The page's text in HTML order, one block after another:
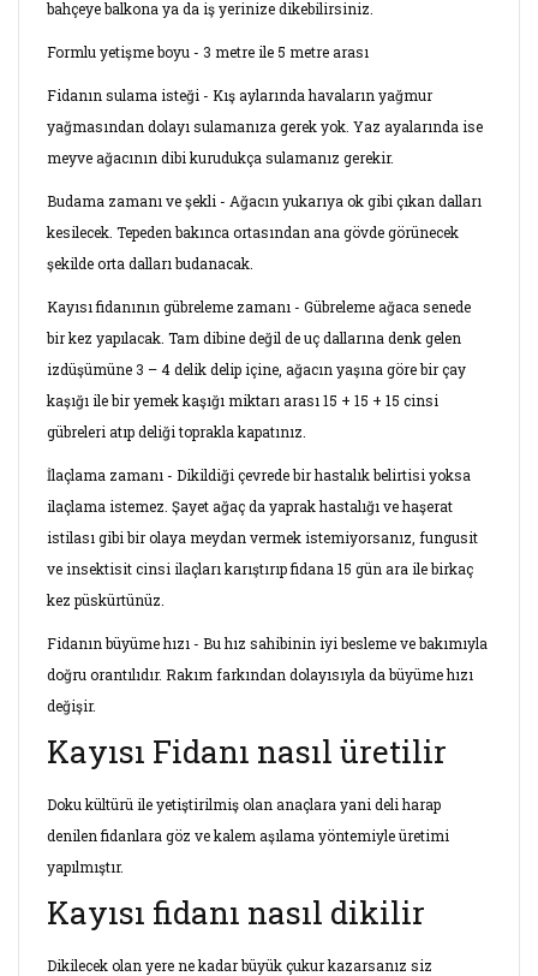
bahçeye balkona ya da iş yerinize dikebilirsiniz.
Formlu yetişme boyu - 3 metre ile 5 metre arası
Fidanın sulama isteği - Kış aylarında havaların yağmur
yağmasından dolayı sulamanıza gerek yok. Yaz ayalarında ise
meyve ağacının dibi kurudukça sulamanız gerekir.
Budama zamanı ve şekli - Ağacın yukarıya ok gibi çıkan dalları
kesilecek. Tepeden bakınca ortasından ana gövde görünecek
şekilde orta dalları budanacak.
Kayısı fidanının gübreleme zamanı - Gübreleme ağaca senede
bir kez yapılacak. Tam dibine değil de uç dallarına denk gelen
izdüşümüne 3 – 4 delik delip içine, ağacın yaşına göre bir çay
kaşığı ile bir yemek kaşığı miktarı arası 15 + 15 + 15 cinsi
gübreleri atıp deliği toprakla kapatınız.
İlaçlama zamanı - Dikildiği çevrede bir hastalık belirtisi yoksa
ilaçlama istemez. Şayet ağaç da yaprak hastalığı ve haşerat
istilası gibi bir olaya meydan vermek istemiyorsanız, fungusit
ve insektisit cinsi ilaçları karıştırıp fidana 15 gün ara ile birkaç
kez püskürtünüz.
Fidanın büyüme hızı - Bu hız sahibinin iyi besleme ve bakımıyla
doğru orantılıdır. Rakım farkından dolayısıyla da büyüme hızı
değişir.
Kayısı Fidanı nasıl üretilir
Doku kültürü ile yetiştirilmiş olan anaçlara yani deli harap
denilen fidanlara göz ve kalem aşılama yöntemiyle üretimi
yapılmıştır.
Kayısı fidanı nasıl dikilir
Dikilecek olan yere ne kadar büyük çukur kazarsanız siz